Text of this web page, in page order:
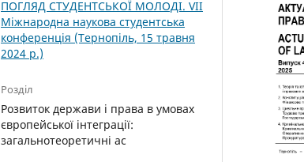
ПОГЛЯД СТУДЕНТСЬКОЇ МОЛОДІ. VІІ
Міжнародна наукова студентська
конференція (Тернопіль, 15 травня
2024 р.)
Розділ
Розвиток держави і права в умовах
європейської інтеграції:
загальнотеоретичні ас